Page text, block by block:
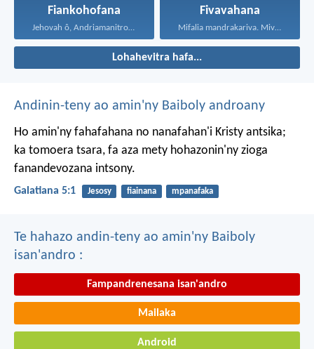
Fiankohofana
Jehovah ô, Andriamanitro Hianao...
Fivavahana
Mifalia mandrakariva. Mivavaha, ka...
Lohahevitra hafa...
Andinin-teny ao amin'ny Baiboly androany
Ho amin'ny fahafahana no nanafahan'i Kristy antsika;
ka tomoera tsara, fa aza mety hohazonin'ny zioga
fanandevozana intsony.
Galatiana 5:1 Jesosy fiainana mpanafaka
Te hahazo andin-teny ao amin'ny Baiboly
isan'andro :
Fampandrenesana isan'andro
Mailaka
Android